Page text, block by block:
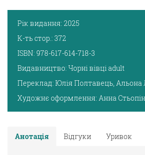
Рік видання: 2025
К-ть стор.: 372
ISBN: 978-617-614-718-3
Видавництво: Чорні вівці adult
Переклад: Юлія Полтавець, Альона
Художнє оформлення: Анна
Анотація Відгуки Уривок